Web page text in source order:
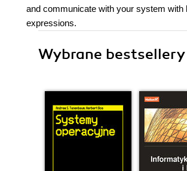
and communicate with your system with
expressions.
Wybrane bestsellery